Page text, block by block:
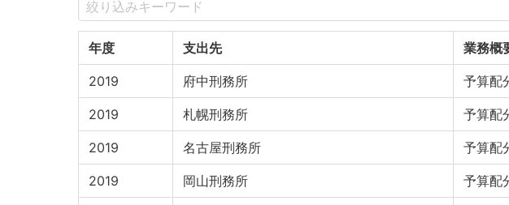
年度 支出先 業務概
2019 府中刑務所 予算配
2019 札幌刑務所 予算配
2019 名古屋刑務所 予算配
2019 岡山刑務所 予算配